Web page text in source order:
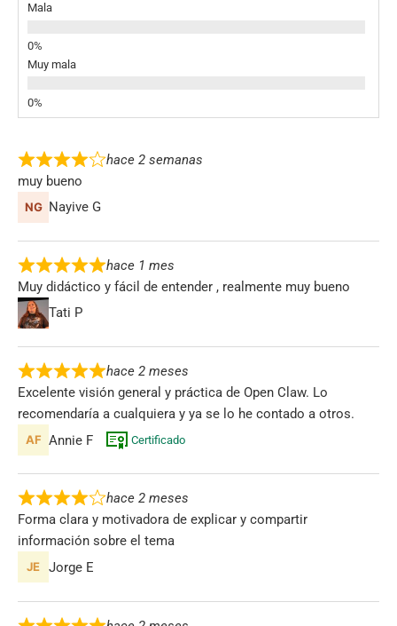
Mala
Muy mala
hace 2 semanas
muy bueno
Nayive G
hace 1 mes
Muy didáctico y fácil de entender , realmente muy bueno
Tati P
hace 2 meses
Excelente visión general y práctica de Open Claw. Lo
recomendaría a cualquiera y ya se lo he contado a otros.
Annie F
Certificado
hace 2 meses
Forma clara y motivadora de explicar y compartir
información sobre el tema
Jorge E